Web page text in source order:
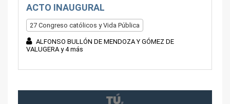
ACTO INAUGURAL
27 Congreso católicos y Vida Pública
ALFONSO BULLÓN DE MENDOZA Y GÓMEZ DE
VALUGERA y 4 más